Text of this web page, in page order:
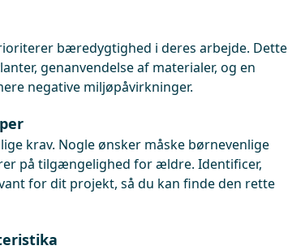
bæredygtighed i deres arbejde. Dette
genanvendelse af materialer, og en
negative miljøpåvirkninger.
krav. Nogle ønsker måske børnevenlige
på tilgængelighed for ældre. Identificer,
for dit projekt, så du kan finde den rette